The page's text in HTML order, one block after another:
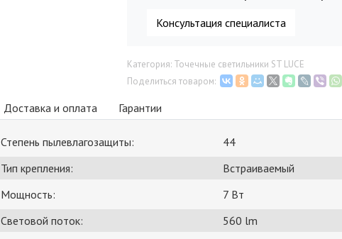
Консультация специалиста
Категория: Точечные светильники ST LUCE
Поделиться товаром:
Доставка и оплата Гарантии
Степень пылевлагозащиты:
44
Тип крепления:
Встраиваемый
Мощность:
7 Bт
Световой поток:
560 lm